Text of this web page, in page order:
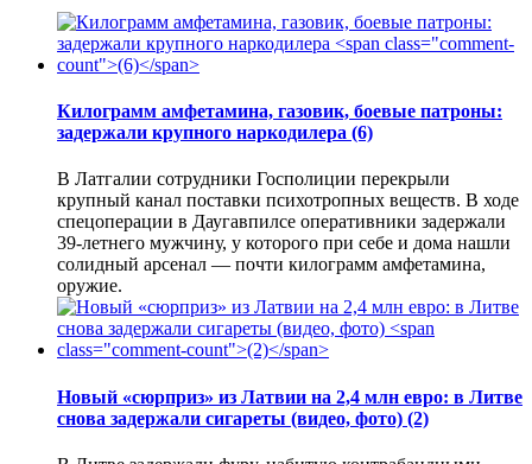
Килограмм амфетамина, газовик, боевые патроны:
задержали крупного наркодилера (6)
В Латгалии сотрудники Госполиции перекрыли
крупный канал поставки психотропных веществ. В ходе
спецоперации в Даугавпилсе оперативники задержали
39-летнего мужчину, у которого при себе и дома нашли
солидный арсенал — почти килограмм амфетамина,
оружие.
Новый «сюрприз» из Латвии на 2,4 млн евро: в Литве
снова задержали сигареты (видео, фото) (2)